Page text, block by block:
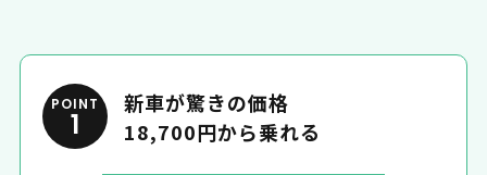
POINT
1
新車が驚きの価格
18,700円から乗れる